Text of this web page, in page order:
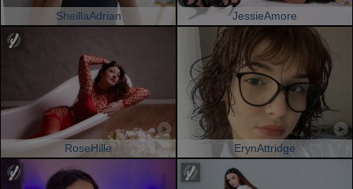
SheillaAdrian JessieAmore
RoseHille ErynAttridge